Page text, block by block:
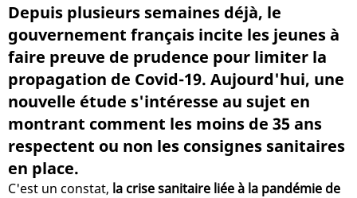
Depuis plusieurs semaines déjà, le
gouvernement français incite les jeunes à
faire preuve de prudence pour limiter la
propagation de Covid-19. Aujourd'hui, une
nouvelle étude s'intéresse au sujet en
montrant comment les moins de 35 ans
respectent ou non les consignes sanitaires
en place.
C'est un constat, la crise sanitaire liée à la pandémie de